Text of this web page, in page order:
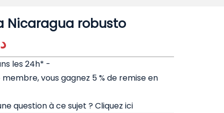
Nicaragua robusto
les 24h* -
vous gagnez 5 % de remise en
question à ce sujet ?Cliquez ici